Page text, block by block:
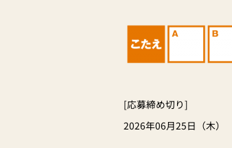
[応募締め切り]
2026年06月25日（木）